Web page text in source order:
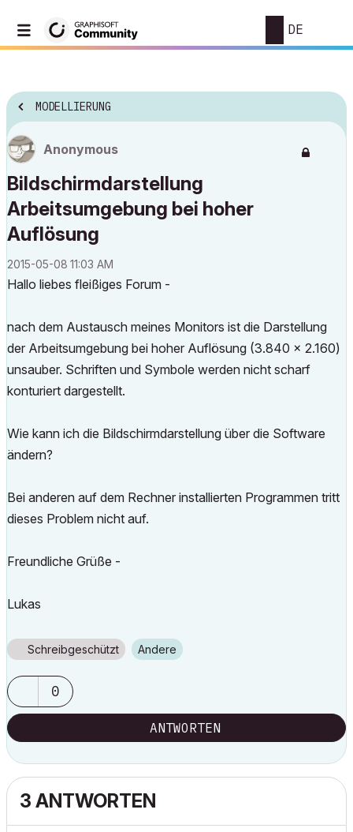
DE
MODELLIERUNG
Anonymous
Bildschirmdarstellung
Arbeitsumgebung bei hoher
Auflösung
‎2015-05-08 11:03 AM
Hallo liebes fleißiges Forum -
nach dem Austausch meines Monitors ist die Darstellung
der Arbeitsumgebung bei hoher Auflösung (3.840 x 2.160)
unsauber. Schriften und Symbole werden nicht scharf
konturiert dargestellt.
Wie kann ich die Bildschirmdarstellung über die Software
ändern?
Bei anderen auf dem Rechner installierten Programmen tritt
dieses Problem nicht auf.
Freundliche Grüße -
Lukas
Schreibgeschützt Andere
0
ANTWORTEN
3 ANTWORTEN